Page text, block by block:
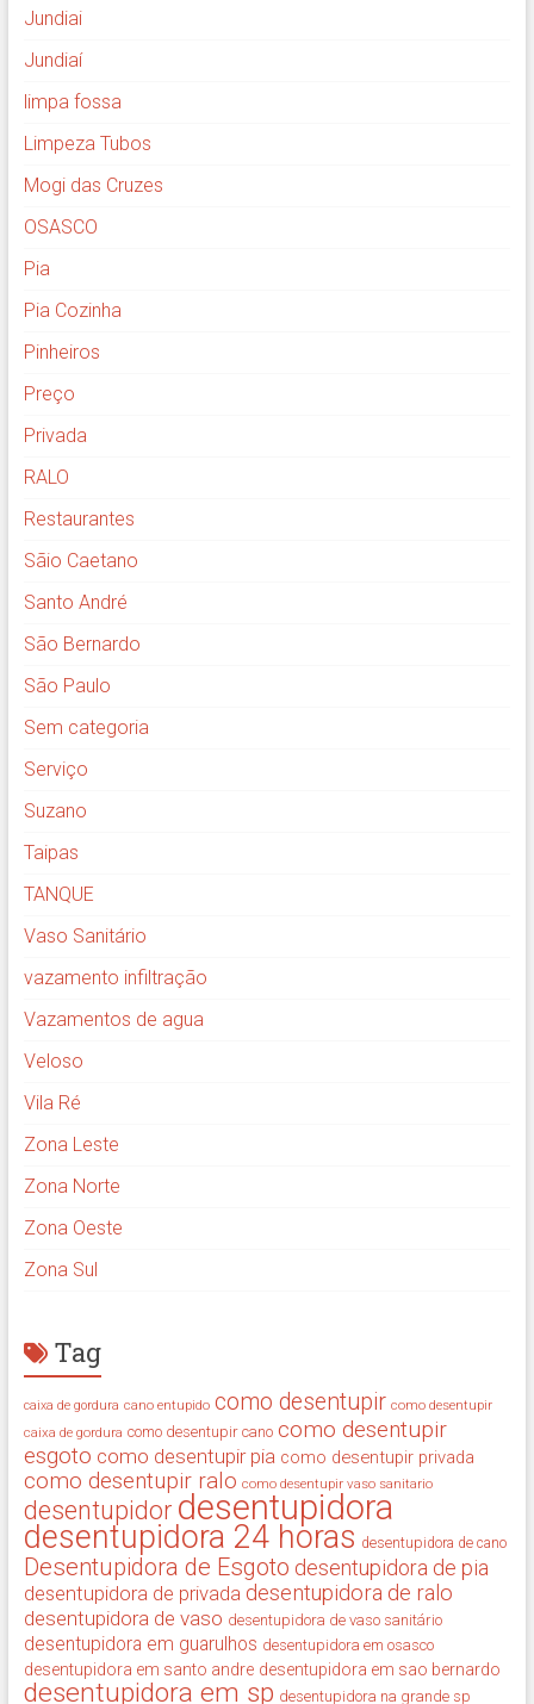
Jundiai
Jundiaí
limpa fossa
Limpeza Tubos
Mogi das Cruzes
OSASCO
Pia
Pia Cozinha
Pinheiros
Preço
Privada
RALO
Restaurantes
Sãio Caetano
Santo André
São Bernardo
São Paulo
Sem categoria
Serviço
Suzano
Taipas
TANQUE
Vaso Sanitário
vazamento infiltração
Vazamentos de agua
Veloso
Vila Ré
Zona Leste
Zona Norte
Zona Oeste
Zona Sul
Tag
caixa de gordura cano entupido como desentupir como desentupir
caixa de gordura como desentupir cano como desentupir
esgoto como desentupir pia como desentupir privada
como desentupir ralo como desentupir vaso sanitario
desentupidor desentupidora
desentupidora 24 horas desentupidora de cano
Desentupidora de Esgoto desentupidora de pia
desentupidora de privada desentupidora de ralo
desentupidora de vaso desentupidora de vaso sanitário
desentupidora em guarulhos desentupidora em osasco
desentupidora em santo andre desentupidora em sao bernardo
desentupidora em sp desentupidora na grande sp